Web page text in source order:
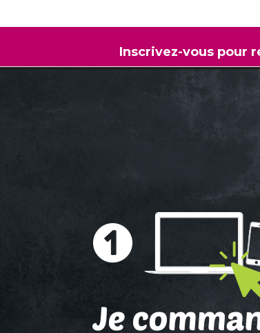
Inscrivez-vous pour